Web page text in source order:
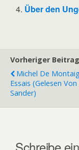
Über den
Vorheriger Beitrag
Michel De
Essais (gelesen
Sander)